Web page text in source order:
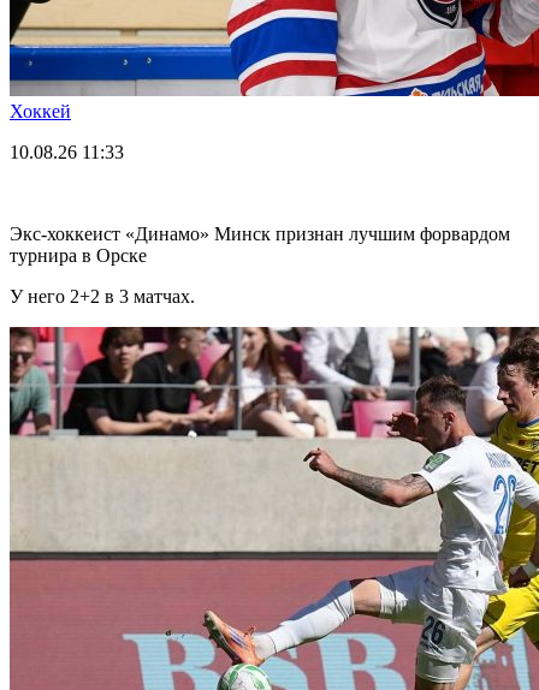
Хоккей
10.08.26 11:33
Экс-хоккеист «Динамо» Минск признан лучшим форвардом
турнира в Орске
У него 2+2 в 3 матчах.